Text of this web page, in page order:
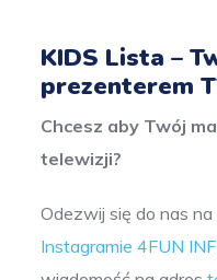
KIDS Lista –
prezenterem
Chcesz aby Twój
telewizji?
Odezwij się do nas
Instagramie 4FUN